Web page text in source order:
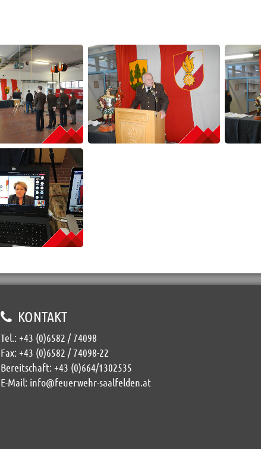
KONTAKT
Tel.: +43 (0)6582 / 74098
Fax: +43 (0)6582 / 74098-22
Bereitschaft: +43 (0)664/1302535
E-Mail: info@feuerwehr-saalfelden.at